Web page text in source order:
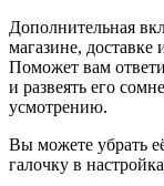
Дополнительная
магазине,
Поможет вам
и развеять его
усмотрению.
Вы можете убрать
галочку в